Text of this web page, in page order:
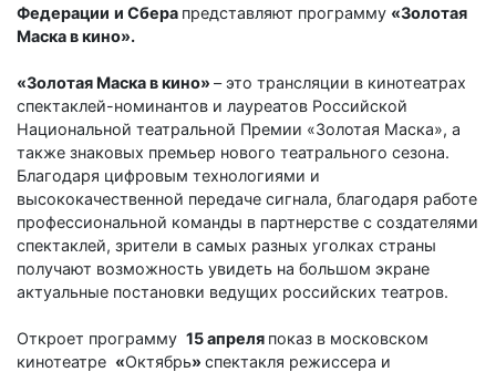
Федерации и Сбера представляют программу «Золотая
Маска в кино».
«Золотая Маска в кино» – это трансляции в кинотеатрах
спектаклей-номинантов и лауреатов Российской
Национальной театральной Премии «Золотая Маска», а
также знаковых премьер нового театрального сезона.
Благодаря цифровым технологиями и
высококачественной передаче сигнала, благодаря работе
профессиональной команды в партнерстве с создателями
спектаклей, зрители в самых разных уголках страны
получают возможность увидеть на большом экране
актуальные постановки ведущих российских театров.
Откроет программу 15 апреля показ в московском
кинотеатре «Октябрь» спектакля режиссера и